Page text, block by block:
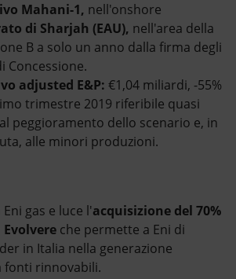
Mahani-1, nell'onshore
di Sharjah (EAU), nell'area della
B a solo un anno dalla firma degli
Concessione.
adjusted E&P: €1,04 miliardi, -55%
trimestre 2019 riferibile quasi
peggioramento dello scenario e, in
alle minori produzioni.
gas e luce l'acquisizione del 70%
Evolvere che permette a Eni di
in Italia nella generazione
fonti rinnovabili.